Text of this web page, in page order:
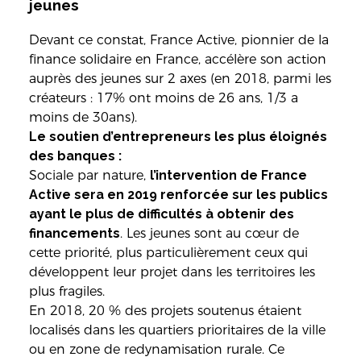
jeunes
Devant ce constat, France Active, pionnier de la
finance solidaire en France, accélère son action
auprès des jeunes sur 2 axes (en 2018, parmi les
créateurs : 17% ont moins de 26 ans, 1/3 a
moins de 30ans).
Le soutien d’entrepreneurs les plus éloignés
des banques :
Sociale par nature, l’intervention de France
Active sera en 2019 renforcée sur les publics
ayant le plus de difficultés à obtenir des
financements. Les jeunes sont au cœur de
cette priorité, plus particulièrement ceux qui
développent leur projet dans les territoires les
plus fragiles.
En 2018, 20 % des projets soutenus étaient
localisés dans les quartiers prioritaires de la ville
ou en zone de redynamisation rurale. Ce